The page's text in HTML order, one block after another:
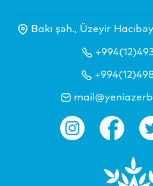
Bakı şəh., Üzeyir